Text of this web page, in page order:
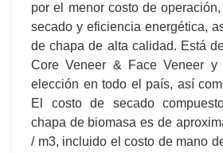
por el menor costo de
secado y eficiencia energética,
de chapa de alta calidad. Está
Core Veneer & Face Veneer
elección en todo el país, así
El costo de secado
chapa de biomasa es de
/ m3, incluido el costo de mano